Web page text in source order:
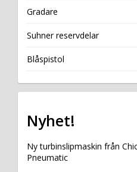
Gradare
Suhner reservdelar
Blåspistol
Nyhet!
Ny turbinslipmaskin från
Pneumatic